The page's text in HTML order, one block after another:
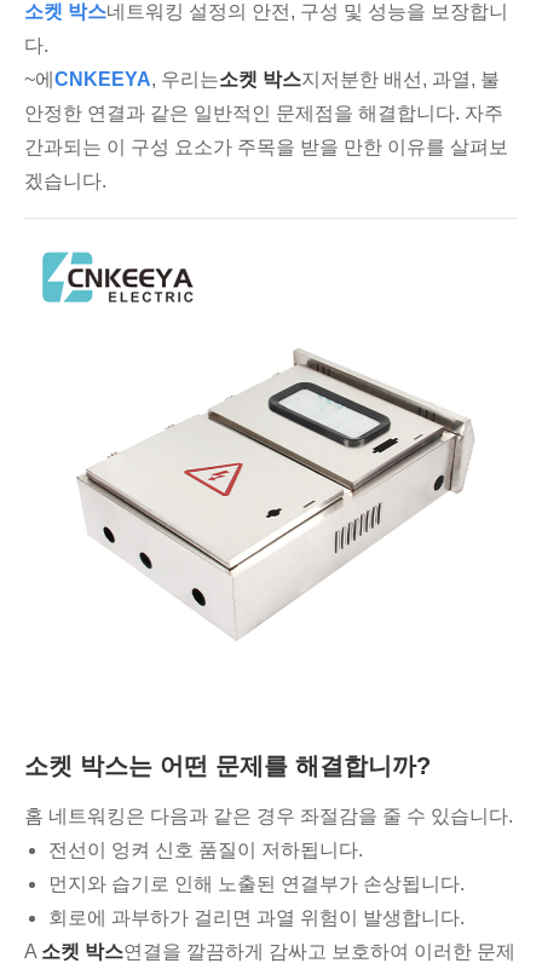
소켓 박스네트워킹 설정의 안전, 구성 및 성능을 보장합니
다.
~에 CNKEEYA, 우리는소켓 박스지저분한 배선, 과열, 불
안정한 연결과 같은 일반적인 문제점을 해결합니다. 자주
간과되는 이 구성 요소가 주목을 받을 만한 이유를 살펴보
겠습니다.
소켓 박스는 어떤 문제를 해결합니까?
홈 네트워킹은 다음과 같은 경우 좌절감을 줄 수 있습니다.
전선이 엉켜 신호 품질이 저하됩니다.
먼지와 습기로 인해 노출된 연결부가 손상됩니다.
회로에 과부하가 걸리면 과열 위험이 발생합니다.
A 소켓 박스연결을 깔끔하게 감싸고 보호하여 이러한 문제